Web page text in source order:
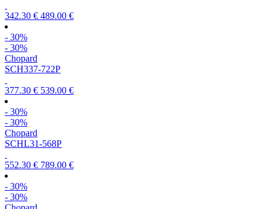
342.30 € 489.00 €
- 30%
- 30%
Chopard
SCH337-722P
377.30 € 539.00 €
- 30%
- 30%
Chopard
SCHL31-568P
552.30 € 789.00 €
- 30%
- 30%